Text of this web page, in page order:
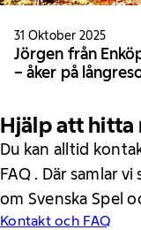
31 Oktober 2025
Jörgen från
– åker på
Hjälp att hitta
Du kan alltid
FAQ . Där samlar
om Svenska Spel
Kontakt och FAQ